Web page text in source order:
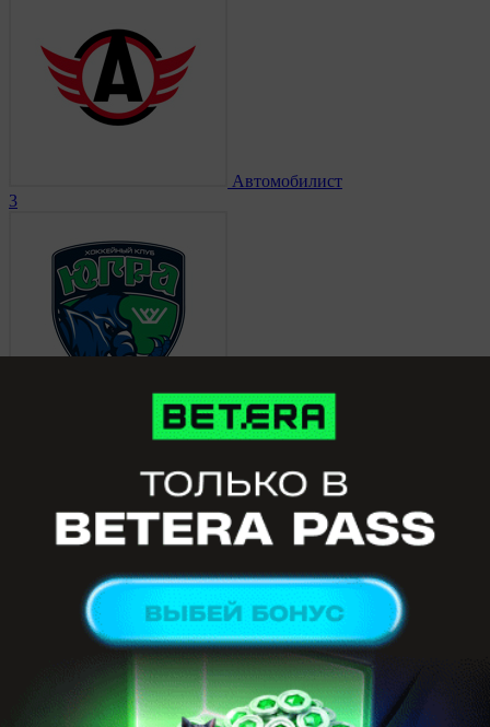
Автомобилист
3
Югра
Автомобилист